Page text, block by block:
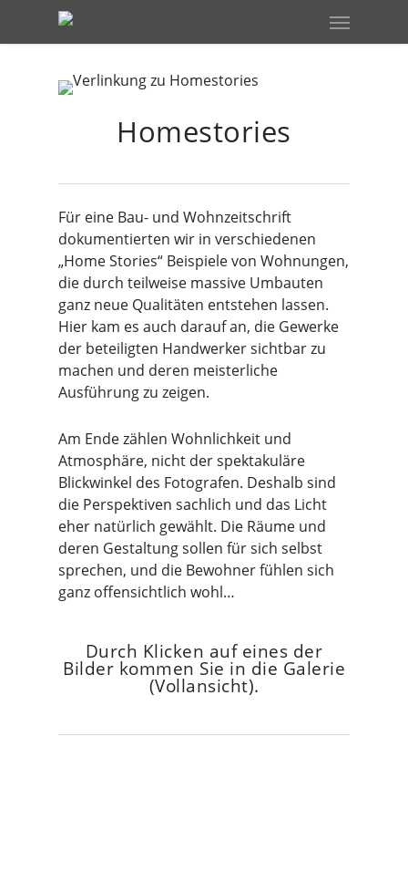
Menu
Homestories
Für eine Bau- und Wohnzeitschrift
dokumentierten wir in verschiedenen
„Home Stories“ Beispiele von Wohnungen,
die durch teilweise massive Umbauten
ganz neue Qualitäten entstehen lassen.
Hier kam es auch darauf an, die Gewerke
der beteiligten Handwerker sichtbar zu
machen und deren meisterliche
Ausführung zu zeigen.
Am Ende zählen Wohnlichkeit und
Atmosphäre, nicht der spektakuläre
Blickwinkel des Fotografen. Deshalb sind
die Perspektiven sachlich und das Licht
eher natürlich gewählt. Die Räume und
deren Gestaltung sollen für sich selbst
sprechen, und die Bewohner fühlen sich
ganz offensichtlich wohl…
Durch Klicken auf eines der
Bilder kommen Sie in die Galerie
(Vollansicht).